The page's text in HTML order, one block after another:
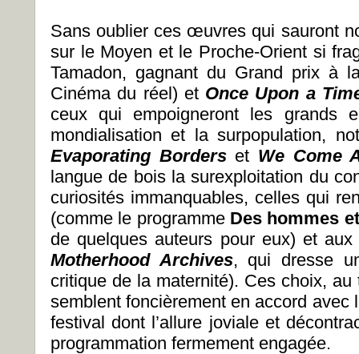
Sans oublier ces œuvres qui sauront
sur le Moyen et le Proche-Orient si
Tamadon, gagnant du Grand prix à
Cinéma du réel) et Once Upon a
ceux qui empoigneront les grands
mondialisation et la surpopulation,
Evaporating Borderset We Come
langue de bois la surexploitation du
curiosités immanquables, celles qui
(comme le programme Des hommes
de quelques auteurs pour eux) et
Motherhood Archives, qui dresse
critique de la maternité). Ces choix,
semblent foncièrement en accord avec
festival dont l’allure joviale et
programmation fermement engagée.